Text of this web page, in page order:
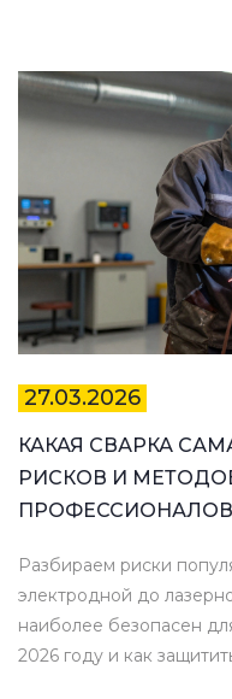
27.03.2026
КАКАЯ СВАРКА
РИСКОВ И
Разбираем риски
электродной до
наиболее безопасен
2026 году и как